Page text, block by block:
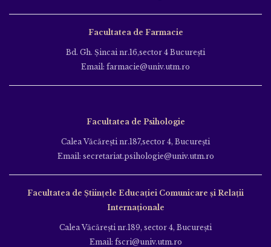
Facultatea de Farmacie
Bd. Gh. Şincai nr.16,sector 4 Bucureşti
Email: farmacie@univ.utm.ro
Facultatea de Psihologie
Calea Văcăreşti nr.187,sector 4, Bucureşti
Email: secretariat.psihologie@univ.utm.ro
Facultatea de Ştiinţele Educației Comunicare și Relații
Internaționale
Calea Văcăreşti nr.189, sector 4, Bucureşti
Email: fscri@univ.utm.ro